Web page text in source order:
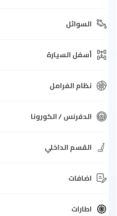
السوائل
أسفل السيارة
نظام الفرامل
الدفرنس / الكورونا
القسم الداخلي
اضافات
اطارات